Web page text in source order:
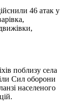
46 атак у
поблизу села
Сил оборони
населеного